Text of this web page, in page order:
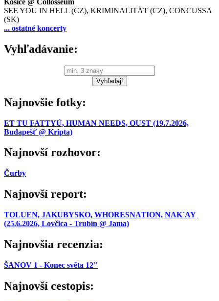
SEE YOU IN HELL (CZ), KRIMINALITÄT (CZ), CONCUSSA
(SK)
... ostatné koncerty
Vyhľadávanie:
Najnovšie fotky:
ET TU FATTYÚ, HUMAN NEEDS, OUST (19.7.2026,
Budapešť @ Kripta)
Najnovší rozhovor:
Čurby
Najnovší report:
TOLUEN, JAKUBYSKO, WHORESNATION, NAK´AY
(25.6.2026, Lovčica - Trubín @ Jama)
Najnovšia recenzia:
ŠANOV 1 - Konec světa 12"
Najnovší cestopis: